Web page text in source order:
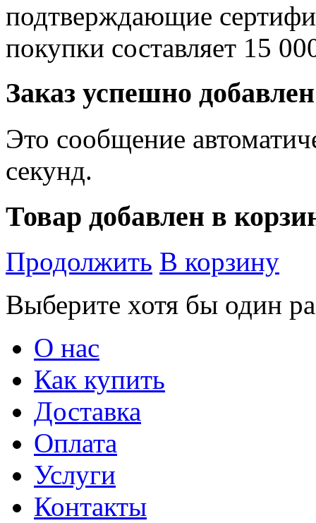
подтверждающие
покупки составляет 15
Заказ успешно
Это сообщение
секунд.
Товар добавлен в
Продолжить В корзину
Выберите хотя бы один
О нас
Как купить
Доставка
Оплата
Услуги
Контакты